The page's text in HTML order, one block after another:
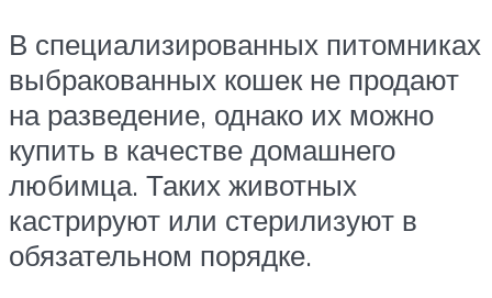
В специализированных питомниках
выбракованных кошек не продают
на разведение, однако их можно
купить в качестве домашнего
любимца. Таких животных
кастрируют или стерилизуют в
обязательном порядке.